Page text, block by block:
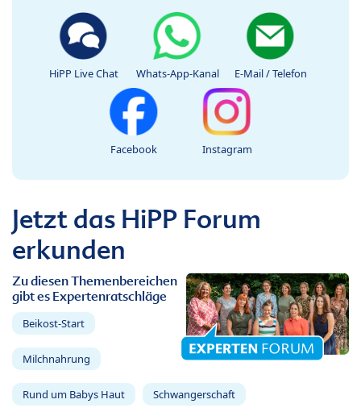
HiPP Live Chat Whats-App-Kanal E-Mail / Telefon
Facebook Instagram
Jetzt das HiPP Forum
erkunden
Zu diesen Themenbereichen
gibt es Expertenratschläge
Beikost-Start
Milchnahrung
Rund um Babys Haut Schwangerschaft